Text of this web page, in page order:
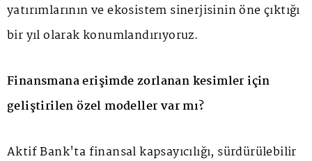
yatırımlarının ve ekosistem sinerjisinin öne çıktığı
bir yıl olarak konumlandırıyoruz.
Finansmana erişimde zorlanan kesimler için
geliştirilen özel modeller var mı?
Aktif Bank'ta finansal kapsayıcılığı, sürdürülebilir